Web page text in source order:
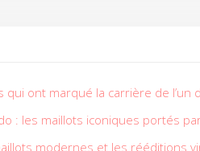
qui ont marqué la carrière de
: les maillots iconiques portés
modernes et les rééditions